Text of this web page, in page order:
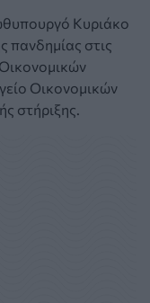
Κυριάκο
πανδημίας στις
Οικονομικών
στήριξης.